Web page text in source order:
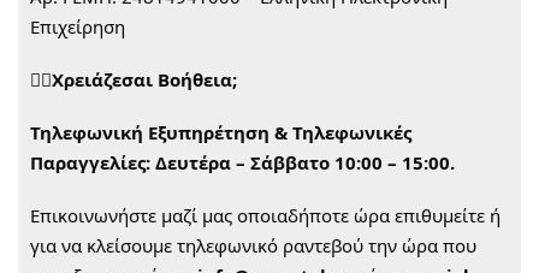
Επιχείρηση
🙋‍♀️Χρειάζεσαι Βοήθεια;
Τηλεφωνική Εξυπηρέτηση & Τηλεφωνικές
Παραγγελίες: Δευτέρα – Σάββατο 10:00 – 15:00.
Επικοινωνήστε μαζί μας οποιαδήποτε ώρα επιθυμείτε ή
για να κλείσουμε τηλεφωνικό ραντεβού την ώρα που